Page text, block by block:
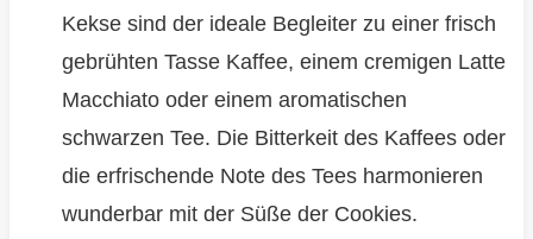
Kekse sind der ideale Begleiter zu einer frisch
gebrühten Tasse Kaffee, einem cremigen Latte
Macchiato oder einem aromatischen
schwarzen Tee. Die Bitterkeit des Kaffees oder
die erfrischende Note des Tees harmonieren
wunderbar mit der Süße der Cookies.